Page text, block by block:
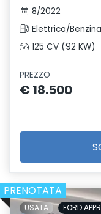
8/2022
Elettrica/Benzina
125 CV (92 KW)
PREZZO
€ 18.500
PRENOTATA
USATA FORD